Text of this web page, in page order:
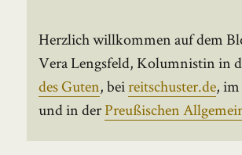
Herzlich willkommen auf dem
Vera Lengsfeld, Kolumnistin in
des Guten, beireitschuster.de,
und in derPreußischen